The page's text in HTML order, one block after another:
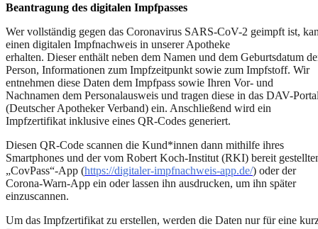
Beantragung des digitalen Impfpasses
Wer vollständig gegen das Coronavirus SARS-CoV-2 geimpft ist,
einen digitalen Impfnachweis in unserer Apotheke
erhalten. Dieserenthält neben dem Namen und dem Geburtsdatum
Person, Informationen zum Impfzeitpunkt sowie zum Impfstoff. Wir
entnehmen diese Daten dem Impfpass sowie Ihren Vor- und
Nachnamen dem Personalausweis und tragen diese in das DAV-
(Deutscher Apotheker Verband) ein. Anschließend wird ein
Impfzertifikat inklusive eines QR-Codes generiert.
Diesen QR-Code scannen die Kund*innen dann mithilfe ihres
Smartphones und der vom Robert Koch-Institut (RKI) bereit
„CovPass“-App (https://digitaler-impfnachweis-app.de/) oder der
Corona-Warn-App ein oder lassen ihn ausdrucken, um ihn später
einzuscannen.
Um das Impfzertifikat zu erstellen, werden die Daten nur für eine